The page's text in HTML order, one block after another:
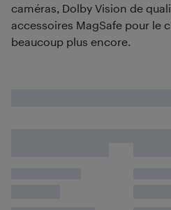
caméras, Dolby Vision de
accessoires MagSafe pour le
beaucoup plus encore.